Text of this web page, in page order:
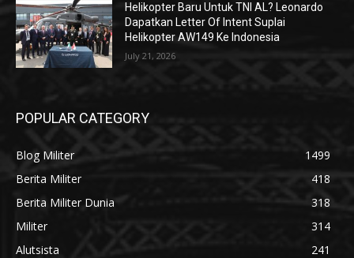
Helikopter Baru Untuk TNI AL? Leonardo
Dapatkan Letter Of Intent Suplai
Helikopter AW149 Ke Indonesia
July 21, 2026
POPULAR CATEGORY
Blog Militer
1499
Berita Militer
418
Berita Militer Dunia
318
Militer
314
Alutsista
241